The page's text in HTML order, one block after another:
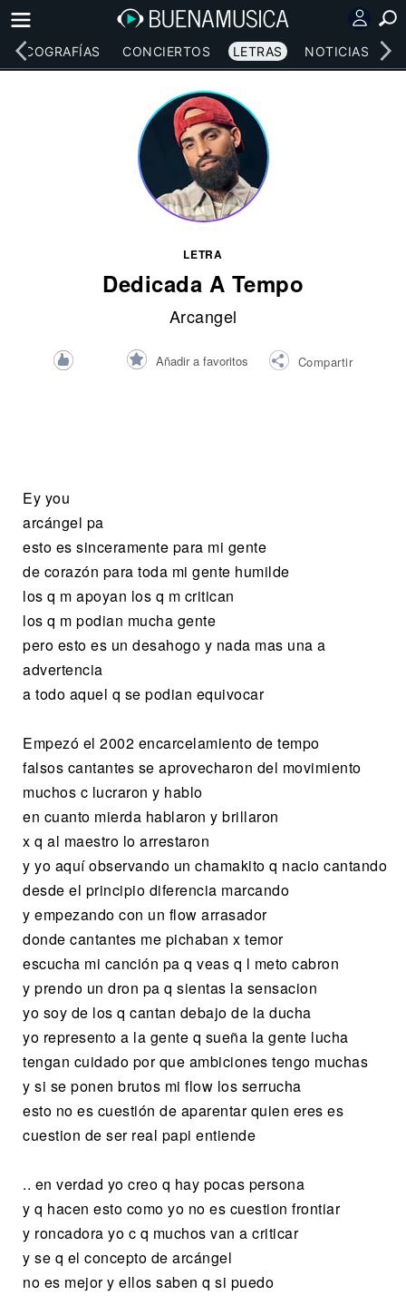
DISCOGRAFÍAS CONCIERTOS LETRAS NOTICIAS
LETRA
Dedicada A Tempo
Arcangel
Añadir a favoritos Compartir
Ey you
arcángel pa
esto es sinceramente para mi gente
de corazón para toda mi gente humilde
los q m apoyan los q m critican
los q m podian mucha gente
pero esto es un desahogo y nada mas una a
advertencia
a todo aquel q se podian equivocar
Empezó el 2002 encarcelamiento de tempo
falsos cantantes se aprovecharon del movimiento
muchos c lucraron y hablo
en cuanto mierda hablaron y brillaron
x q al maestro lo arrestaron
y yo aquí observando un chamakito q nacio cantando
desde el principio diferencia marcando
y empezando con un flow arrasador
donde cantantes me pichaban x temor
escucha mi canción pa q veas q l meto cabron
y prendo un dron pa q sientas la sensacion
yo soy de los q cantan debajo de la ducha
yo represento a la gente q sueña la gente lucha
tengan cuidado por que ambiciones tengo muchas
y si se ponen brutos mi flow los serrucha
esto no es cuestión de aparentar quien eres es
cuestion de ser real papi entiende
.. en verdad yo creo q hay pocas persona
y q hacen esto como yo no es cuestion frontiar
y roncadora yo c q muchos van a criticar
y se q el concepto de arcángel
no es mejor y ellos saben q si puedo